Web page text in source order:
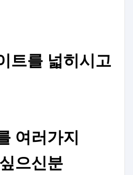
트를 넓히시고
여러가지
으신분